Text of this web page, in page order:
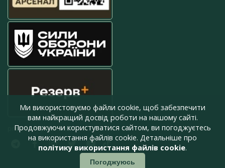
press@armyinform.com.ua
Ми використовуємо файли cookie, щоб забезпечити
вам найкращий досвід роботи на нашому сайті.
Продовжуючи користуватися сайтом, ви погоджуєтесь
на використання файлів cookie. Детальніше про
політику використання файлів cookie.
Погоджуюсь